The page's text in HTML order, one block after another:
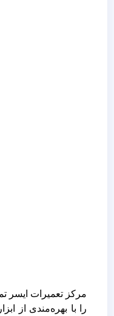
مرکز تعمیرات ایسر
را با بهره‌مندی از